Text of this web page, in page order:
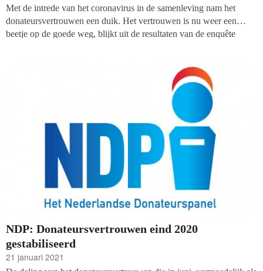
Met de intrede van het coronavirus in de samenleving nam het
donateursvertrouwen een duik. Het vertrouwen is nu weer een
beetje op de goede weg, blijkt uit de resultaten van de enquête
De respondenten werden deze keer ook gevraagd naar hun
visie op donatieplatforms en één jaar goede doelen en corona.
NDP: Donateursvertrouwen eind 2020
gestabiliseerd
21 januari 2021